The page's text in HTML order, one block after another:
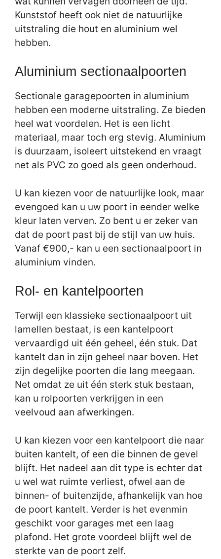
Kunststof heeft ook niet de natuurlijke
uitstraling die hout en aluminium wel
hebben.
Aluminium sectionaalpoorten
Sectionale garagepoorten in aluminium
hebben een moderne uitstraling. Ze bieden
heel wat voordelen. Het is een licht
materiaal, maar toch erg stevig. Aluminium
is duurzaam, isoleert uitstekend en vraagt
net als PVC zo goed als geen onderhoud.
U kan kiezen voor de natuurlijke look, maar
evengoed kan u uw poort in eender welke
kleur laten verven. Zo bent u er zeker van
dat de poort past bij de stijl van uw huis.
Vanaf €900,- kan u een sectionaalpoort in
aluminium vinden.
Rol- en kantelpoorten
Terwijl een klassieke sectionaalpoort uit
lamellen bestaat, is een kantelpoort
vervaardigd uit één geheel, één stuk. Dat
kantelt dan in zijn geheel naar boven. Het
zijn degelijke poorten die lang meegaan.
Net omdat ze uit één sterk stuk bestaan,
kan u rolpoorten verkrijgen in een
veelvoud aan afwerkingen.
U kan kiezen voor een kantelpoort die naar
buiten kantelt, of een die binnen de gevel
blijft. Het nadeel aan dit type is echter dat
u wel wat ruimte verliest, ofwel aan de
binnen- of buitenzijde, afhankelijk van hoe
de poort kantelt. Verder is het evenmin
geschikt voor garages met een laag
plafond. Het grote voordeel blijft wel de
sterkte van de poort zelf.